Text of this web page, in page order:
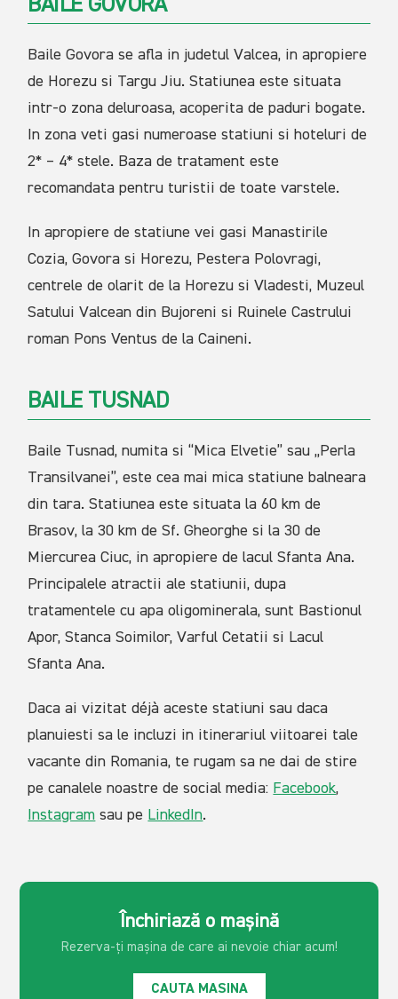
BAILE GOVORA
Baile Govora se afla in judetul Valcea, in apropiere
de Horezu si Targu Jiu. Statiunea este situata
intr-o zona deluroasa, acoperita de paduri bogate.
In zona veti gasi numeroase statiuni si hoteluri de
2* – 4* stele. Baza de tratament este
recomandata pentru turistii de toate varstele.
In apropiere de statiune vei gasi Manastirile
Cozia, Govora si Horezu, Pestera Polovragi,
centrele de olarit de la Horezu si Vladesti, Muzeul
Satului Valcean din Bujoreni si Ruinele Castrului
roman Pons Ventus de la Caineni.
BAILE TUSNAD
Baile Tusnad, numita si “Mica Elvetie” sau „Perla
Transilvanei”, este cea mai mica statiune balneara
din tara. Statiunea este situata la 60 km de
Brasov, la 30 km de Sf. Gheorghe si la 30 de
Miercurea Ciuc, in apropiere de lacul Sfanta Ana.
Principalele atractii ale statiunii, dupa
tratamentele cu apa oligominerala, sunt Bastionul
Apor, Stanca Soimilor, Varful Cetatii si Lacul
Sfanta Ana.
Daca ai vizitat déjà aceste statiuni sau daca
planuiesti sa le incluzi in itinerariul viitoarei tale
vacante din Romania, te rugam sa ne dai de stire
pe canalele noastre de social media: Facebook,
Instagram sau pe LinkedIn.
Închiriază o mașină
Rezerva-ți mașina de care ai nevoie chiar acum!
CAUTA MASINA